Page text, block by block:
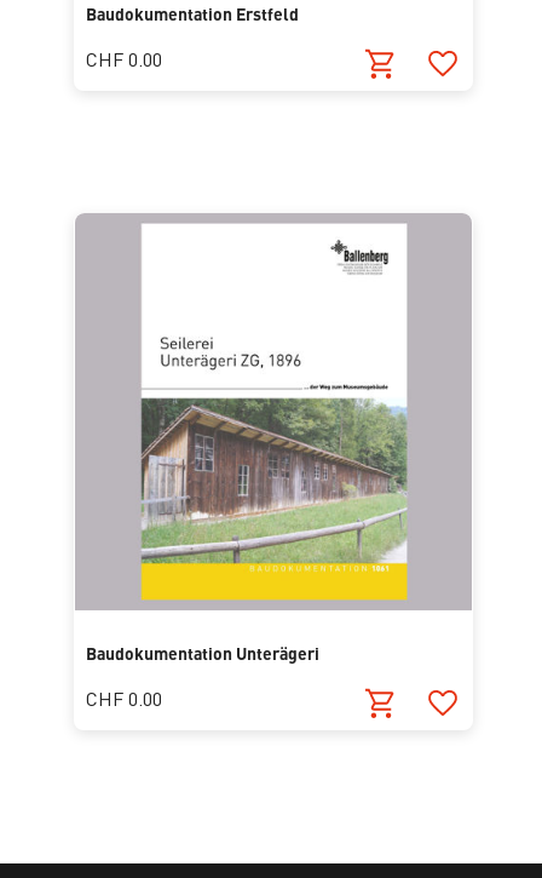
Baudokumentation Erstfeld
CHF 0.00
Baudokumentation Unterägeri
CHF 0.00